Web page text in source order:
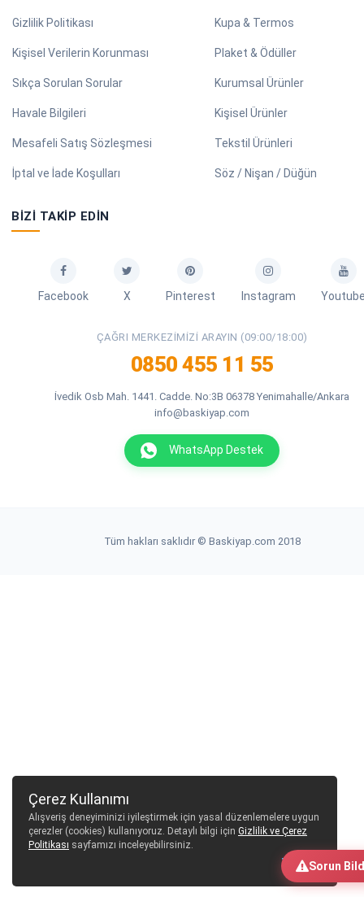
Gizlilik Politikası
Kişisel Verilerin Korunması
Sıkça Sorulan Sorular
Havale Bilgileri
Mesafeli Satış Sözleşmesi
İptal ve İade Koşulları
Kupa & Termos
Plaket & Ödüller
Kurumsal Ürünler
Kişisel Ürünler
Tekstil Ürünleri
Söz / Nişan / Düğün
BIZI TAKIP EDIN
Facebook X Pinterest Instagram
ÇAĞRI MERKEZIMIZI ARAYIN (09:00/18:00)
0850 455 11 55
İvedik Osb Mah. 1441. Cadde. No:3B 06378 Yenimahalle/Ankara
info@baskiyap.com
WhatsApp Destek
Tüm hakları saklıdır © Baskiyap.com 2018
Sorun
Çerez Kullanımı
Alışveriş deneyiminizi iyileştirmek için yasal düzenlemelere uygun
çerezler (cookies) kullanıyoruz. Detaylı bilgi için Gizlilik ve Çerez
Politikası sayfamızı inceleyebilirsiniz.
Tamam